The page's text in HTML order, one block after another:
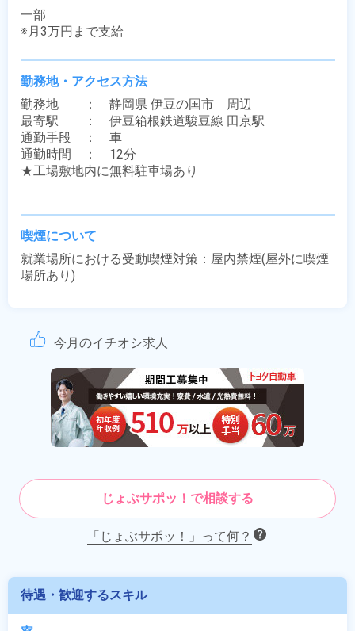
一部
※月3万円まで支給
勤務地・アクセス方法
勤務地　　：　静岡県 伊豆の国市　周辺
最寄駅　　：　伊豆箱根鉄道駿豆線 田京駅
通勤手段　：　車
通勤時間　：　12分
★工場敷地内に無料駐車場あり
喫煙について
就業場所における受動喫煙対策：屋内禁煙(屋外に喫煙
場所あり)
今月のイチオシ求人
じょぶサポッ！で相談する
「じょぶサポッ！」って何？
待遇・歓迎するスキル